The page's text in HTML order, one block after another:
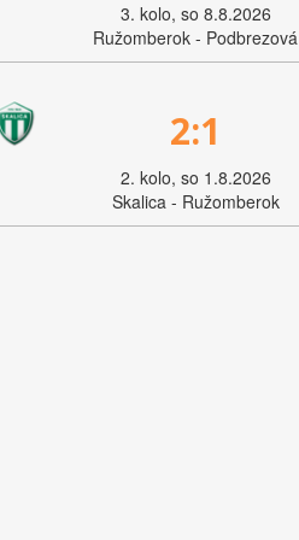
3. kolo, so 8.8.2026
Ružomberok - Podbrezová
2:1
2. kolo, so 1.8.2026
Skalica - Ružomberok